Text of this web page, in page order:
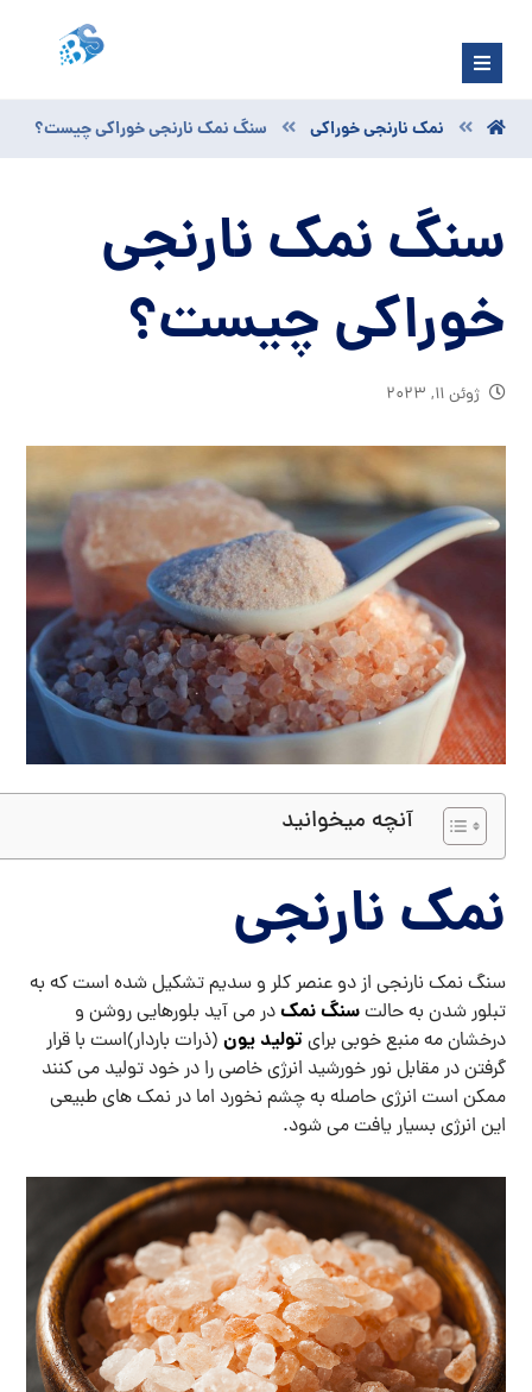
نمک نارنجی خوراکی سنگ نمک نارنجی خوراکی چیست؟
سنگ نمک نارنجی
خوراکی چیست؟
ژوئن ۱۱, ۲۰۲۳
آنچه میخوانید
نمک نارنجی
سنگ نمک نارنجی از دو عنصر کلر و سدیم تشکیل شده است که به
تبلور شدن به حالتسنگ نمکدر می آید بلورهایی روشن و
درخشان مه منبع خوبی برایتولید یون (ذرات باردار)است با قرار
گرفتن در مقابل نور خورشید انرژی خاصی را در خود تولید می کنند
ممکن است انرژی حاصله به چشم نخورد اما در نمک های طبیعی
این انرژی بسیار یافت می شود.